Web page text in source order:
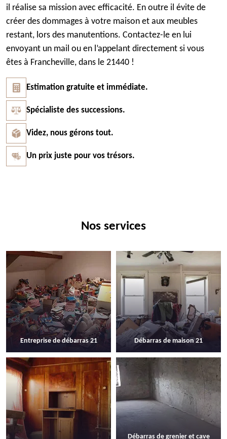
il réalise sa mission avec efficacité. En outre il évite de
créer des dommages à votre maison et aux meubles
restant, lors des manutentions. Contactez-le en lui
envoyant un mail ou en l’appelant directement si vous
êtes à Francheville, dans le 21440 !
Estimation gratuite et immédiate.
Spécialiste des successions.
Videz, nous gérons tout.
Un prix juste pour vos trésors.
Nos services
Entreprise de débarras 21 Débarras de maison 21
Débarras de grenier et cave